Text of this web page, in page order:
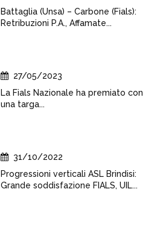
Battaglia (Unsa) – Carbone (Fials):
Retribuzioni P.A., Affamate...
27/05/2023
La Fials Nazionale ha premiato con
una targa...
31/10/2022
Progressioni verticali ASL Brindisi:
Grande soddisfazione FIALS, UIL...